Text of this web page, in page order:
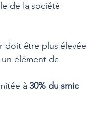
de la société
doit être plus élevée
élément de
à 30% du smic